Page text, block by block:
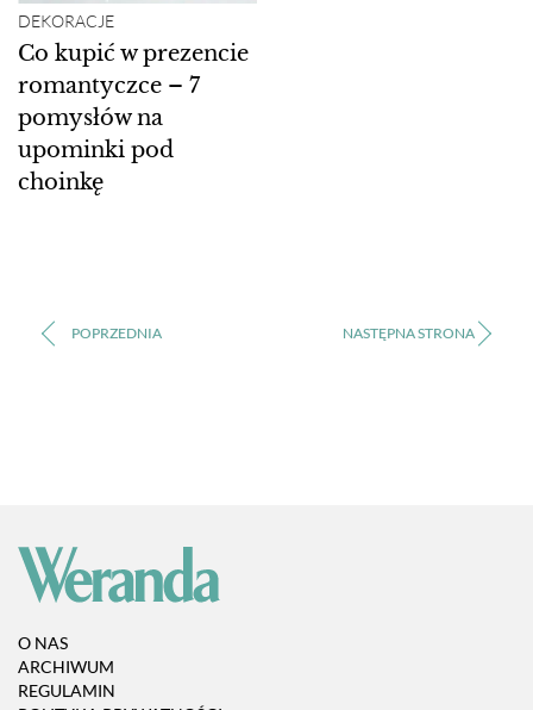
DEKORACJE
Co kupić w prezencie
romantyczce – 7
pomysłów na
upominki pod
choinkę
O NAS
ARCHIWUM
REGULAMIN